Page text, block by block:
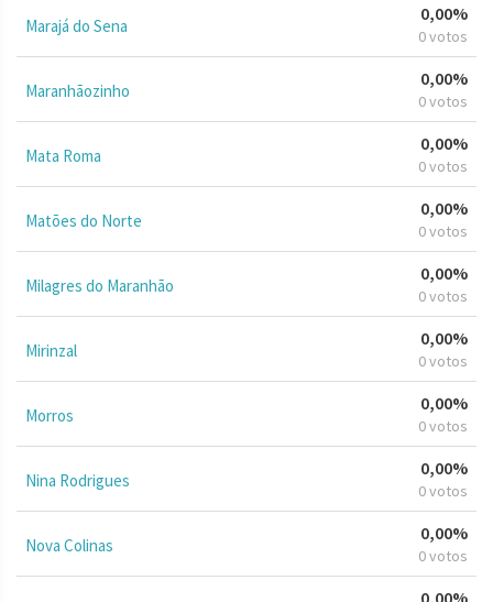
Marajá do Sena
0,00%
0 votos
Maranhãozinho
0,00%
0 votos
Mata Roma
0,00%
0 votos
Matões do Norte
0,00%
0 votos
Milagres do Maranhão
0,00%
0 votos
Mirinzal
0,00%
0 votos
Morros
0,00%
0 votos
Nina Rodrigues
0,00%
0 votos
Nova Colinas
0,00%
0 votos
0,00%